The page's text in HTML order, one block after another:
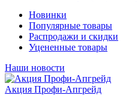
Новинки
Популярные товары
Распродажи и скидки
Уцененные товары
Наши новости
Акция Профи-Апгрейд